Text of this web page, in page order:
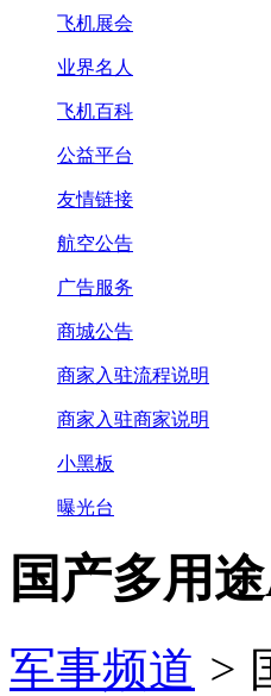
飞机展会
业界名人
飞机百科
公益平台
友情链接
航空公告
广告服务
商城公告
商家入驻流程说明
商家入驻商家说明
小黑板
曝光台
国产多用
军事频道 >